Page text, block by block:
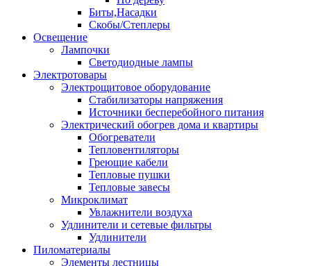
Биты,Насадки
Скобы/Степлеры
Освещение
Лампочки
Светодиодные лампы
Электротовары
Электрощитовое оборудование
Стабилизаторы напряжения
Источники бесперебойного питания
Электрический обогрев дома и квартиры
Обогреватели
Тепловентиляторы
Греющие кабели
Тепловые пушки
Тепловые завесы
Микроклимат
Увлажнители воздуха
Удлинители и сетевые фильтры
Удлинители
Пиломатериалы
Элементы лестницы